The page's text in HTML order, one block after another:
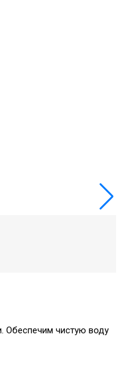
Обеспечим чистую воду